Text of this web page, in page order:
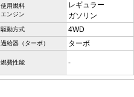
使用燃料
エンジン
レギュラー
ガソリン
駆動方式 4WD
過給器（ターボ） ターボ
燃費性能 -